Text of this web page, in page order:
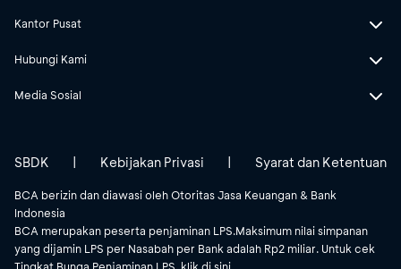
Jl. Radin Inten RT. 009 RW. 010, Duren
Ruko Citra Gran Cibubur Blok CW. 8/7-8
MP Cirebon
Komplek Pertokoan Cirebon Superblok
Ruko Golden Sunset 1,2,3. Jl. Dr. Cipto
Mangunkusumo G5 &RT. 002 RW. 009,
Kantor Pusat
Hubungi Kami
Media Sosial
BCA berizin dan diawasi oleh Otoritas Jasa Keuangan & Bank
Indonesia
BCA merupakan peserta penjaminan LPS.Maksimum nilai simpanan
yang dijamin LPS per Nasabah per Bank adalah Rp2 miliar. Untuk cek
SBDK | Kebijakan Privasi | Syarat dan Ketentuan